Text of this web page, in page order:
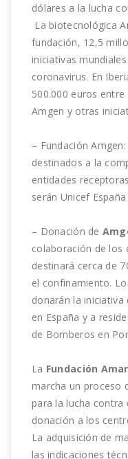
dólares a la lucha
La biotecnológica
fundación, 12,5
iniciativas
coronavirus. En
500.000 euros
Amgen y otras
– Fundación
destinados a la
entidades
serán Unicef
– Donación de
colaboración de los
destinará cerca de
el confinamiento.
donarán la
en España y a
de Bomberos en
La Fundación
marcha un proceso
para la lucha contra
donación a los
La adquisición de
las indicaciones